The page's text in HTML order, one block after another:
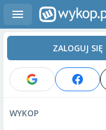
ZALOGUJ SIĘ
WYKOP